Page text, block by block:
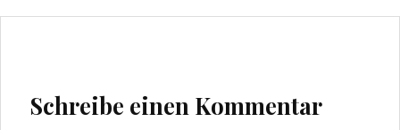
Schreibe einen Kommentar